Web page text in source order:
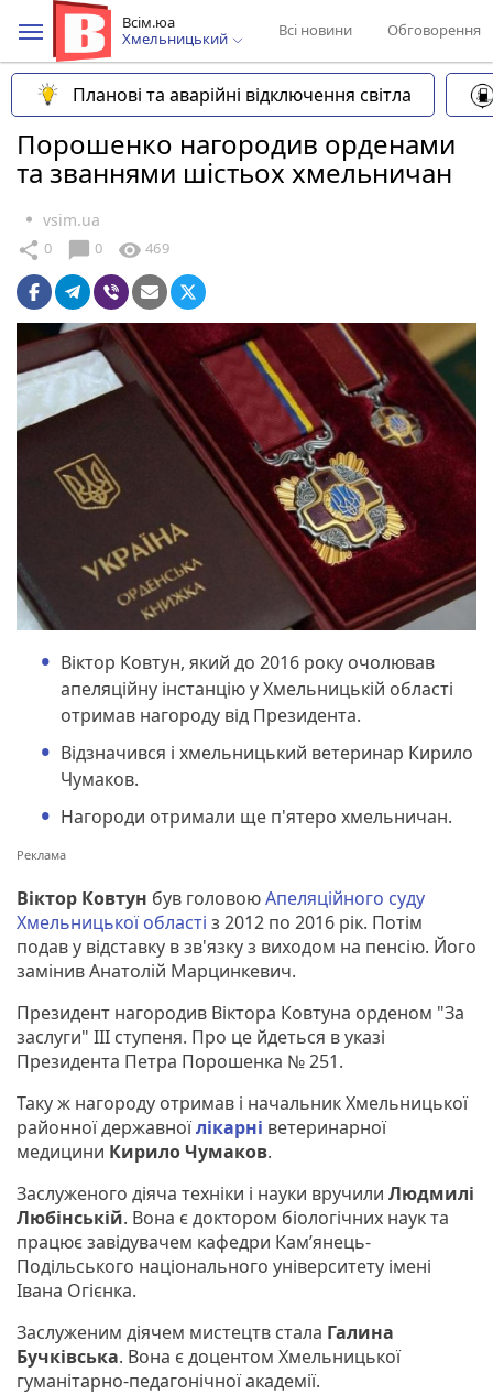
Всім.юа
Хмельницький
Всі новини Обговорення
Планові та аварійні відключення світла
Порошенко нагородив орденами
та званнями шістьох хмельничан
vsim.ua
share 0 chat_bubble 0 visibility 469
Віктор Ковтун, який до 2016 року очолював
апеляційну інстанцію у Хмельницькій області
отримав нагороду від Президента.
Відзначився і хмельницький ветеринар Кирило
Чумаков.
Нагороди отримали ще п'ятеро хмельничан.
Віктор Ковтун був головоюАпеляційного суду
Хмельницької області з 2012 по 2016 рік. Потім
подав у відставку в зв'язку з виходом на пенсію. Його
замінив Анатолій Марцинкевич.
Президент нагородив Віктора Ковтуна орденом "За
заслуги" III ступеня. Про це йдеться в указі
Президента Петра Порошенка № 251.
Таку ж нагороду отримав і начальник Хмельницької
районної державноїлікарні ветеринарної
медицини Кирило Чумаков.
Заслуженого діяча техніки і науки вручили Людмилі
Любінській. Вона є доктором біологічних наук та
працює завідувачем кафедри Кам’янець-
Подільського національного університету імені
Івана Огієнка.
Заслуженим діячем мистецтв стала Галина
Бучківська. Вона є доцентом Хмельницької
гуманітарно-педагонічної академії.